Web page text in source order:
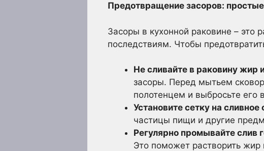
Предотвращение засоров:
Засоры в кухонной раковине – это
последствиям. Чтобы
Не сливайте в раковину жир
засоры. Перед мытьем
полотенцем и выбросьте его
Установите сетку на сливное
частицы пищи и другие
Регулярно промывайте слив
Это поможет растворить жир